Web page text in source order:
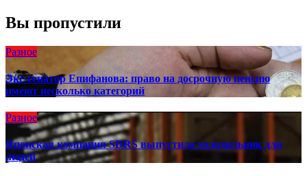
Вы пропустили
Разное
Экс-сенатор Епифанова: право на досрочную пенсию
имеют несколько категорий
Разное
Японская компания SDRS выпустила холодильник для
людей